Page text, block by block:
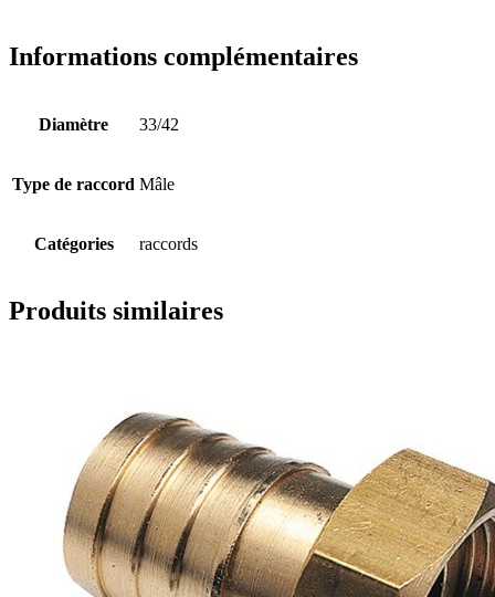
Informations complémentaires
Diamètre 33/42
Type de raccord Mâle
Catégories raccords
Produits similaires